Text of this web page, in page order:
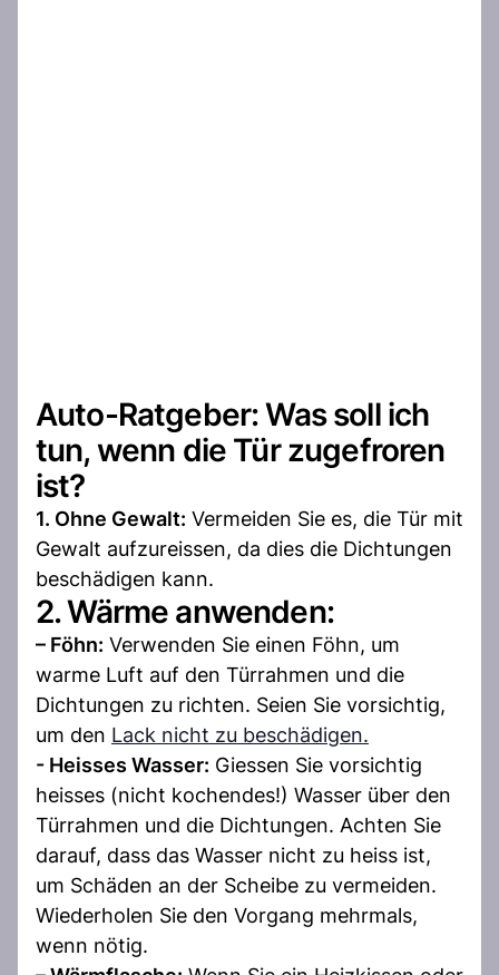
Auto-Ratgeber: Was soll ich
tun, wenn die Tür zugefroren
ist?
1. Ohne Gewalt: Vermeiden Sie es, die Tür mit
Gewalt aufzureissen, da dies die Dichtungen
beschädigen kann.
2. Wärme anwenden:
– Föhn: Verwenden Sie einen Föhn, um
warme Luft auf den Türrahmen und die
Dichtungen zu richten. Seien Sie vorsichtig,
um den Lack nicht zu beschädigen.
- Heisses Wasser: Giessen Sie vorsichtig
heisses (nicht kochendes!) Wasser über den
Türrahmen und die Dichtungen. Achten Sie
darauf, dass das Wasser nicht zu heiss ist,
um Schäden an der Scheibe zu vermeiden.
Wiederholen Sie den Vorgang mehrmals,
wenn nötig.